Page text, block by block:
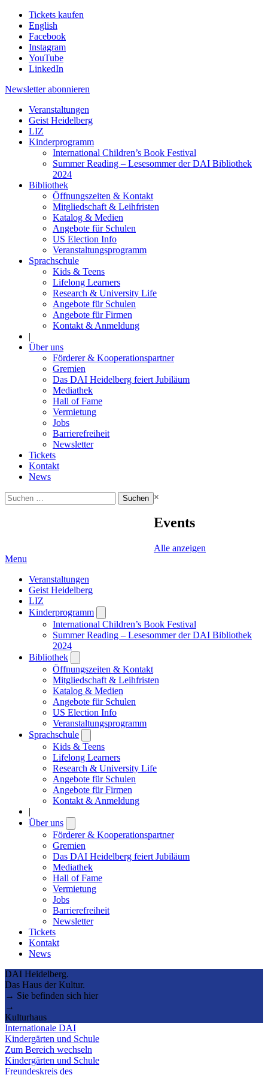
Tickets kaufen
English
Facebook
Instagram
YouTube
LinkedIn
Newsletter abonnieren
Veranstaltungen
Geist Heidelberg
LIZ
Kinderprogramm
International Children’s Book Festival
Summer Reading – Lesesommer der DAI Bibliothek
2024
Bibliothek
Öffnungszeiten & Kontakt
Mitgliedschaft & Leihfristen
Katalog & Medien
Angebote für Schulen
US Election Info
Veranstaltungsprogramm
Sprachschule
Kids & Teens
Lifelong Learners
Research & University Life
Angebote für Schulen
Angebote für Firmen
Kontakt & Anmeldung
|
Über uns
Förderer & Kooperationspartner
Gremien
Das DAI Heidelberg feiert Jubiläum
Mediathek
Hall of Fame
Vermietung
Jobs
Barrierefreiheit
Newsletter
Tickets
Kontakt
News
Suchen
nach:
×
Events
Alle anzeigen
Menu
Veranstaltungen
Geist Heidelberg
LIZ
Kinderprogramm
submenu
International Children’s Book Festival
Summer Reading – Lesesommer der DAI Bibliothek
2024
Bibliothek
submenu
Öffnungszeiten & Kontakt
Mitgliedschaft & Leihfristen
Katalog & Medien
Angebote für Schulen
US Election Info
Veranstaltungsprogramm
Sprachschule
submenu
Kids & Teens
Lifelong Learners
Research & University Life
Angebote für Schulen
Angebote für Firmen
Kontakt & Anmeldung
|
Über uns
submenu
Förderer & Kooperationspartner
Gremien
Das DAI Heidelberg feiert Jubiläum
Mediathek
Hall of Fame
Vermietung
Jobs
Barrierefreiheit
Newsletter
Tickets
Kontakt
News
DAI Heidelberg.
Das Haus der Kultur.
→ Sie befinden sich hier
→
Kulturhaus
Internationale DAI
Kindergärten und Schule
Zum Bereich wechseln
Kindergärten und Schule
Freundeskreis des